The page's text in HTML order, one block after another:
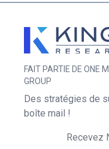
FAIT PARTIE DE ONE
GROUP
Des stratégies de
boîte mail !
Recevez